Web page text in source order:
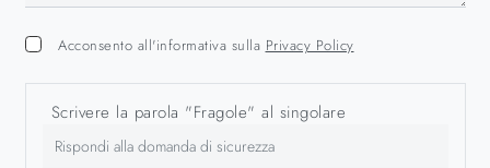
Acconsento all'informativa sulla Privacy Policy
Scrivere la parola "Fragole" al singolare